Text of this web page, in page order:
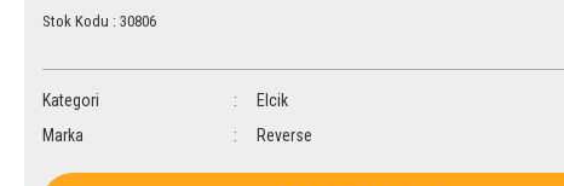
Stok Kodu : 30806
Kategori
Elcik
Marka
Reverse